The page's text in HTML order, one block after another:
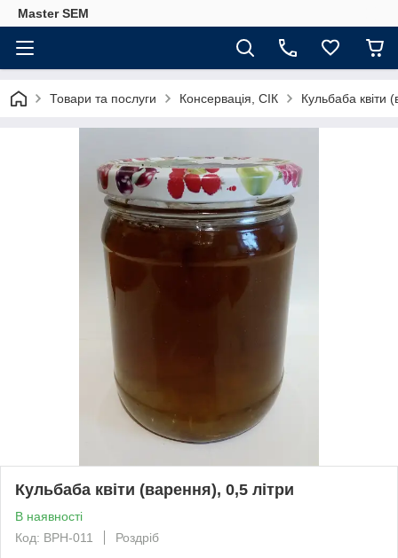
Master SEM
Товари та послуги Консервація, СІК Кульбаба квіти
Кульбаба квіти (варення), 0,5 літри
В наявності
Код: ВРН-011
Роздріб